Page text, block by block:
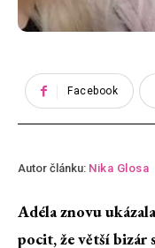
Facebook
Autor článku: Nika Glosa
Adéla znovu
pocit, že větší bizár